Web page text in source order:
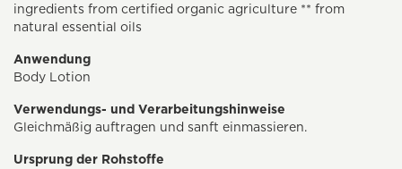
ingredients from certified organic agriculture ** from
natural essential oils
Anwendung
Body Lotion
Verwendungs- und Verarbeitungshinweise
Gleichmäßig auftragen und sanft einmassieren.
Ursprung der Rohstoffe